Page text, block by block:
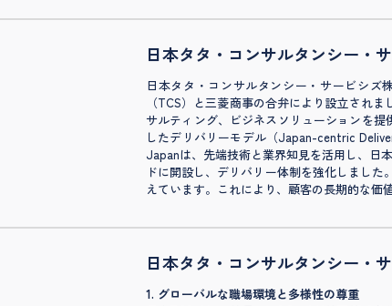
日本タタ・コンサルタンシー・
日本タタ・コンサルタンシー・サービシズ
（TCS）と三菱商事の合弁により設立され
サルティング、ビジネスソリューションを
したデリバリーモデル（Japan-centric
Japanは、先端技術と業界知見を活用し、日
ドに開設し、デリバリー体制を強化しまし
えています。これにより、顧客の長期的な価
日本タタ・コンサルタンシー・
1. グローバルな職場環境と多様性の尊重